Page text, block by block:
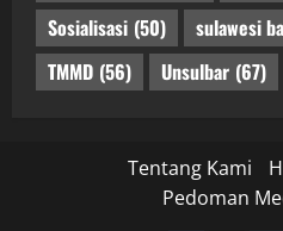
Sosialisasi (50) sulawesi
TMMD (56) Unsulbar (67)
Tentang Kami
Pedoman